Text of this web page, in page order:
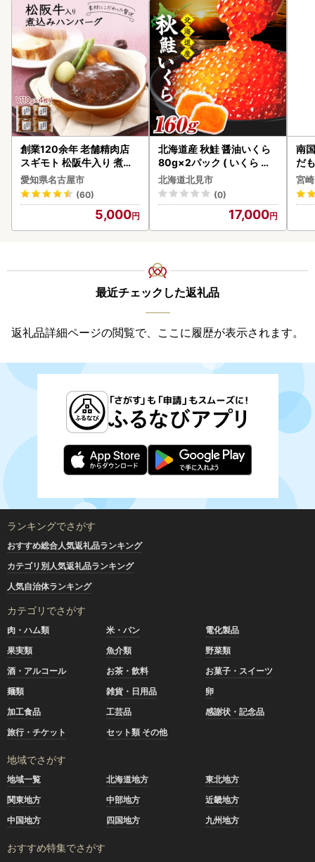
創業120余年 老舗精肉店
スギモト 松阪牛入り 煮込
み ハンバーグ 110g×4枚
惣菜 お取り寄せ グルメ ハ
ンバーグ 冷凍
愛知県名古屋市
(60)
5,000
北海道産 秋鮭 醤油いくら
80g×2パック ( いくら イ
クラ 魚卵 鮭 サケ さけ 鮭い
くら 醤油漬け パック 北海
道産 ふるさと納税 秋鮭 )【
北海道北見市
(0)
17,000
南
だ
ス
宮
最近チェックした返礼品
返礼品詳細ページの閲覧で、ここに履歴が表示されます。
ランキングでさがす
おすすめ総合人気返礼品ランキング
カテゴリ別人気返礼品ランキング
人気自治体ランキング
カテゴリでさがす
肉・ハム類 米・パン
電化製品
果実類
魚介類
野菜類
酒・アルコール
お茶・飲料
お菓子・スイーツ
麺類
雑貨・日用品
卵
加工食品
工芸品
感謝状・記念品
旅行・チケット
セット類 その他
地域でさがす
地域一覧 北海道地方
東北地方
関東地方
中部地方
近畿地方
中国地方
四国地方 九州地方
おすすめ特集でさがす